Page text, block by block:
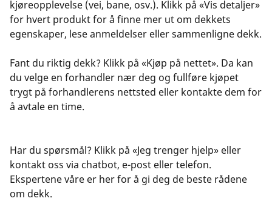
kjøreopplevelse (vei, bane, osv.). Klikk på «Vis detaljer»
for hvert produkt for å finne mer ut om dekkets
egenskaper, lese anmeldelser eller sammenligne dekk.
Fant du riktig dekk? Klikk på «Kjøp på nettet». Da kan
du velge en forhandler nær deg og fullføre kjøpet
trygt på forhandlerens nettsted eller kontakte dem for
å avtale en time.
Har du spørsmål? Klikk på «Jeg trenger hjelp» eller
kontakt oss via chatbot, e-post eller telefon.
Ekspertene våre er her for å gi deg de beste rådene
om dekk.